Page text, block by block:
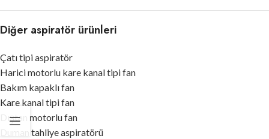
Diğer aspiratör ürünleri
Çatı tipi aspiratör
Harici motorlu kare kanal tipi fan
Bakım kapaklı fan
Kare kanal tipi fan
Dıştan motorlu fan
Duman tahliye aspiratörü